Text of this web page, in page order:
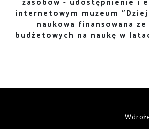
internetowym muzeum
naukowa finansowana
budżetowych na naukę w